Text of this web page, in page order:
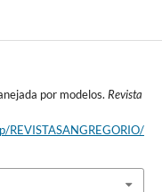
por modelos. Revista
REVISTASANGREGORIO/